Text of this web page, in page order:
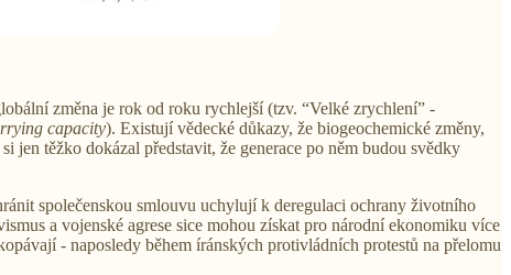
změna je rok od roku rychlejší (tzv. “Velké zrychlení” -
capacity). Existují vědecké důkazy, že biogeochemické změny,
jen těžko dokázal představit, že generace po něm budou svědky
společenskou smlouvu uchylují k deregulaci ochrany životního
a vojenské agrese sice mohou získat pro národní ekonomiku více
- naposledy během íránských protivládních protestů na přelomu